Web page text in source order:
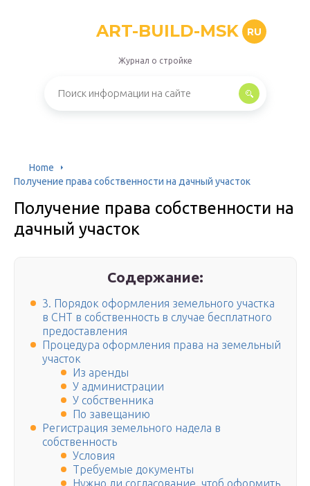
ART-BUILD-MSK RU
Журнал о стройке
Home
Получение права собственности на дачный участок
Получение права собственности на
дачный участок
Содержание:
3. Порядок оформления земельного участка
в СНТ в собственность в случае бесплатного
предоставления
Процедура оформления права на земельный
участок
Из аренды
У администрации
У собственника
По завещанию
Регистрация земельного надела в
собственность
Условия
Требуемые документы
Нужно ли согласование, чтоб оформить